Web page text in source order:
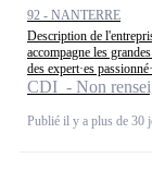
92 - NANTERRE
Description de
accompagne les
des expert·es
CDI - Non
Publié il y a plus de 30